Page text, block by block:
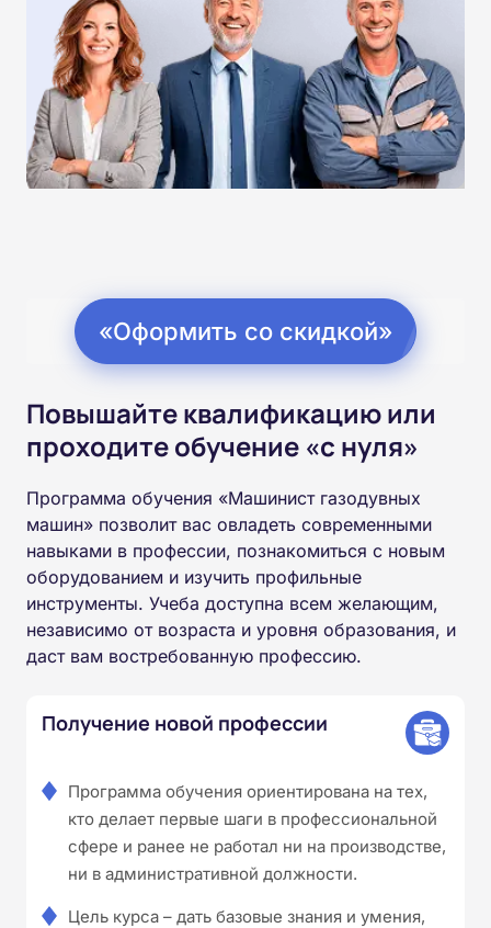
«Оформить со скидкой»
Повышайте квалификацию или
проходите обучение «с нуля»
Программа обучения «Машинист газодувных
машин» позволит вас овладеть современными
навыками в профессии, познакомиться с новым
оборудованием и изучить профильные
инструменты. Учеба доступна всем желающим,
независимо от возраста и уровня образования, и
даст вам востребованную профессию.
Получение новой профессии
Программа обучения ориентирована на тех,
кто делает первые шаги в профессиональной
сфере и ранее не работал ни на производстве,
ни в административной должности.
Цель курса – дать базовые знания и умения,